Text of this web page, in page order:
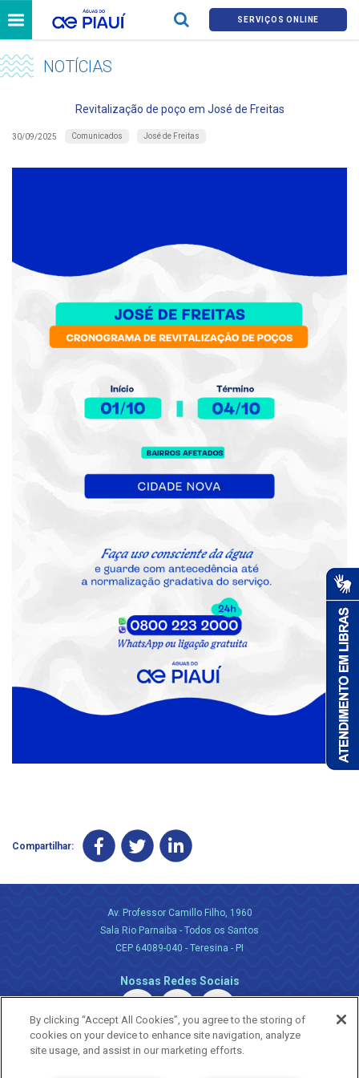
SERVIÇOS ONLINE
NOTÍCIAS
Revitalização de poço em José de Freitas
30/09/2025 Comunicados José de Freitas
Compartilhar:
Av. Professor Camillo Filho, 1960
Sala Rio Parnaiba - Todos os Santos
CEP 64089-040 - Teresina - PI
Nossas Redes Sociais
By clicking “Accept All Cookies”, you agree to the storing of
cookies on your device to enhance site navigation, analyze
site usage, and assist in our marketing efforts.